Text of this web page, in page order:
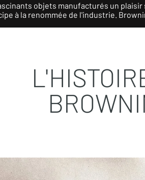
objets manufacturés un
à la renommée de l'industrie.